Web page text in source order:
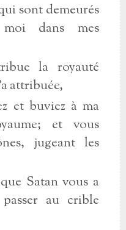
sont demeurés
moi dans mes
la royauté
attribuée,
et buviez à ma
et vous
jugeant les
Satan vous a
au crible